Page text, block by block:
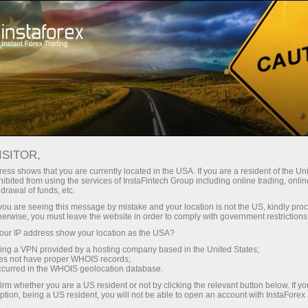
Acerca de InstaForex
GALERÍA DE IMÁGENES DEL
EQUIPO INSTAFOREX
LOPRAIS TEAM - SILK WAY
RALLY 2012
shows that you are currently located in the USA. If you are a resident of the
from using the services of InstaFintech Group including online trading,
of funds, etc.
are seeing this message by mistake and your location is not the US, kindly
you must leave the website in order to comply with government
IP address show your location as the USA?
a VPN provided by a hosting company based in the United States;
not have proper WHOIS records;
in the WHOIS geolocation database.
whether you are a US resident or not by clicking the relevant button below. If
being a US resident, you will not be able to open an account with InstaForex